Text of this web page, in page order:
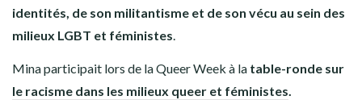
identités, de son militantisme et de son vécu au sein des
milieux LGBT et féministes.
Mina participait lors de la Queer Week à la table-ronde sur
le racisme dans les milieux queer et féministes.